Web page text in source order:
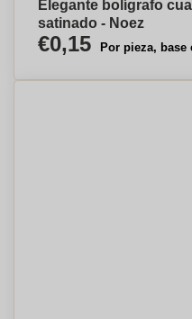
Elegante bolígrafo
satinado - Noez
€0,15 Por pieza, base